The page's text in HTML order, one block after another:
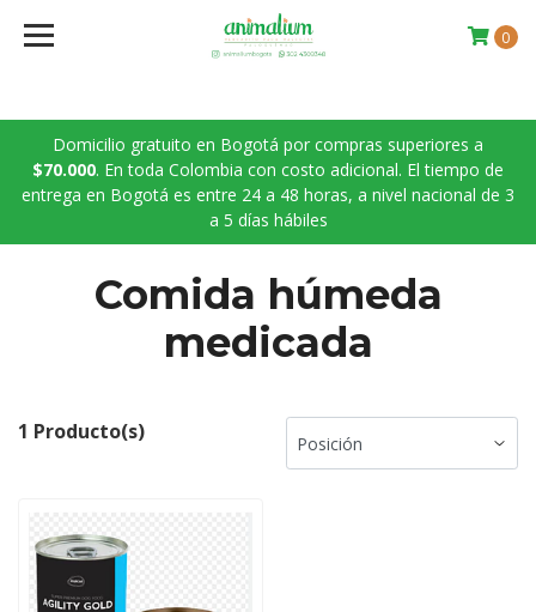
Domicilio gratuito en Bogotá por compras superiores a
$70.000. En toda Colombia con costo adicional. El tiempo de
entrega en Bogotá es entre 24 a 48 horas, a nivel nacional de 3
a 5 días hábiles
0
Comida húmeda
medicada
1 Producto(s)